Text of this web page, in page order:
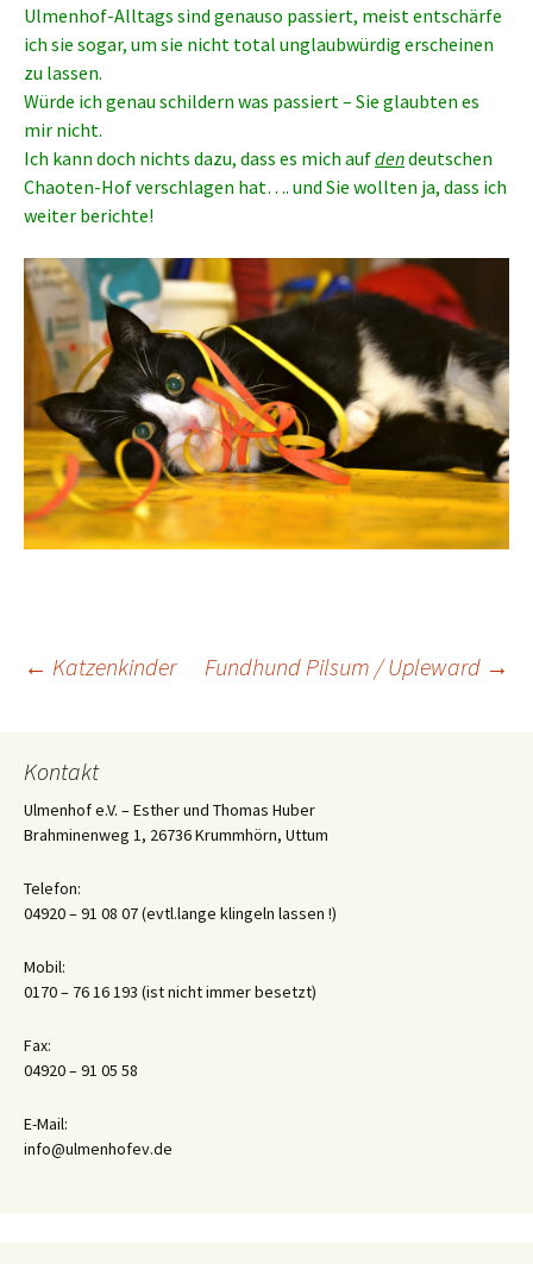
Ulmenhof-Alltags sind genauso passiert, meist entschärfe
ich sie sogar, um sie nicht total unglaubwürdig erscheinen
zu lassen.
Würde ich genau schildern was passiert – Sie glaubten es
mir nicht.
Ich kann doch nichts dazu, dass es mich aufdendeutschen
Chaoten-Hof verschlagen hat…. und Sie wollten ja, dass ich
weiter berichte!
Beitrags-
Navigation
← Katzenkinder Fundhund Pilsum / Upleward →
Kontakt
Ulmenhof e.V. – Esther und Thomas Huber
Brahminenweg 1, 26736 Krummhörn, Uttum
Telefon:
04920 – 91 08 07 (evtl.lange klingeln lassen !)
Mobil:
0170 – 76 16 193 (ist nicht immer besetzt)
Fax:
04920 – 91 05 58
E-Mail:
info@ulmenhofev.de